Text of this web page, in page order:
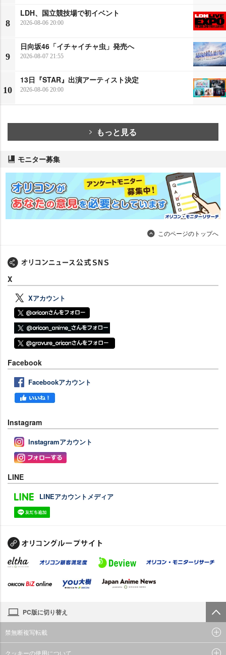
8
LDH、国立競技場で初イベント
2026-08-06 20:00
9
日向坂46「イチャイチャ虫」発売へ
2026-08-07 21:55
10
13日『STAR』出演アーティスト決定
2026-08-06 20:00
もっと見る
モニター募集
このページのトップへ
X
Xアカウント
Facebook
Facebookアカウント
Instagram
Instagramアカウント
LINE
LINEアカウントメディア
PC版に切り替え
禁無断複写転載
クッキーの使用について